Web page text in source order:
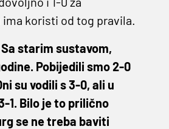
koristi od tog pravila.
starim sustavom,
Pobijedili smo 2-0
su vodili s 3-0, ali u
1. Bilo je to prilično
se ne treba baviti